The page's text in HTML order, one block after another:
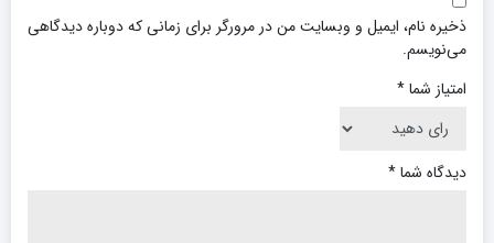
ذخیره نام، ایمیل و وبسایت من در مرورگر برای زمانی که دوباره دیدگاهی
می‌نویسم.
امتیاز شما*
دیدگاه شما*